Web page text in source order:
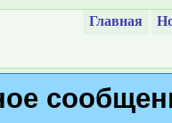
Главная